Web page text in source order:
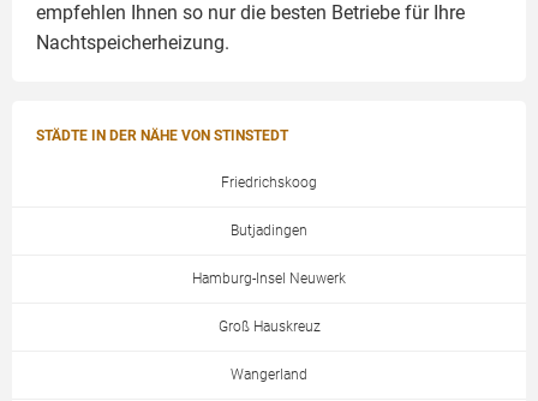
empfehlen Ihnen so nur die besten Betriebe für Ihre
Nachtspeicherheizung.
STÄDTE IN DER NÄHE VON STINSTEDT
Friedrichskoog
Butjadingen
Hamburg-Insel Neuwerk
Groß Hauskreuz
Wangerland